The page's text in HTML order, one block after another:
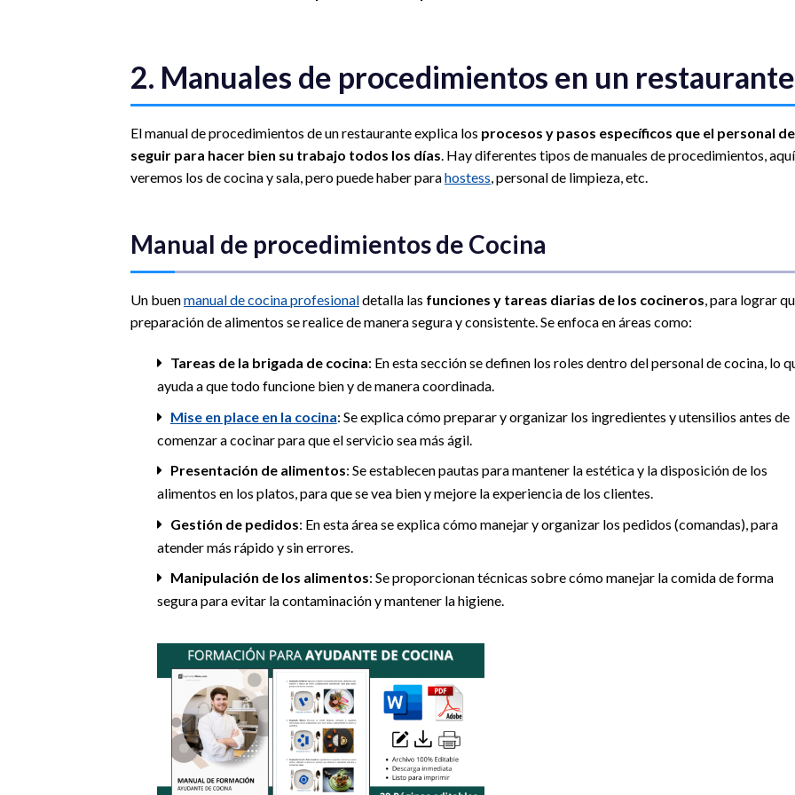
2. Manuales de procedimientos en un restaurante
El manual de procedimientos de un restaurante explica los procesos y pasos específicos que el personal
seguir para hacer bien su trabajo todos los días. Hay diferentes tipos de manuales de procedimientos, aquí
veremos los de cocina y sala, pero puede haber parahostess, personal de limpieza, etc.
Manual de procedimientos de Cocina
Un buenmanual de cocina profesionaldetalla las funciones y tareas diarias de los cocineros, para lograr
preparación de alimentos se realice de manera segura y consistente. Se enfoca en áreas como:
Tareas de la brigada de cocina: En esta sección se definen los roles dentro del personal de cocina, lo
ayuda a que todo funcione bien y de manera coordinada.
Mise en place en la cocina: Se explica cómo preparar y organizar los ingredientes y utensilios antes de
comenzar a cocinar para que el servicio sea más ágil.
Presentación de alimentos: Se establecen pautas para mantener la estética y la disposición de los
alimentos en los platos, para que se vea bien y mejore la experiencia de los clientes.
Gestión de pedidos: En esta área se explica cómo manejar y organizar los pedidos (comandas), para
atender más rápido y sin errores.
Manipulación de los alimentos: Se proporcionan técnicas sobre cómo manejar la comida de forma
segura para evitar la contaminación y mantener la higiene.